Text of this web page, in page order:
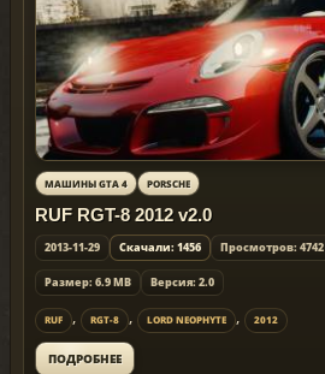
МАШИНЫ GTA 4 PORSCHE
RUF RGT-8 2012 v2.0
2013-11-29 Скачали: 1456 Просмотров: 4742
Размер: 6.9 МB Версия: 2.0
RUF , RGT-8 , LORD NEOPHYTE , 2012
ПОДРОБНЕЕ